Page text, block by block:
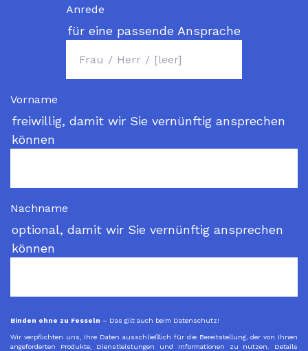
Anrede
für eine passende Ansprache
Vorname
freiwillig, damit wir Sie vernünftig ansprechen
können
Nachname
optional, damit wir Sie vernünftig ansprechen
können
Binden ohne zu Fesseln – Das gilt auch beim Datenschutz!
Wir verpflichten uns, Ihre Daten ausschließlich für die Bereitstellung, der von Ihnen
angeforderten Produkte, Dienstleistungen und Informationen zu nutzen. Details